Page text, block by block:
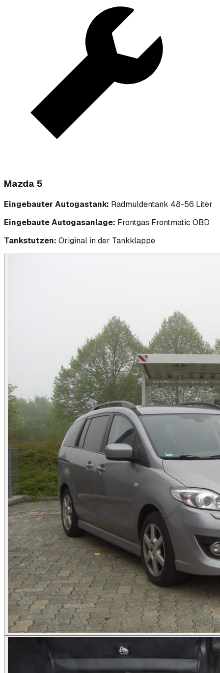
Mazda 5
Eingebauter Autogastank: Radmuldentank 48-56 Liter
Eingebaute Autogasanlage: Frontgas Frontmatic OBD
Tankstutzen: Original in der Tankklappe